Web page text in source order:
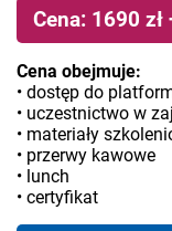
Cena: 1690 zł
Cena obejmuje:
• dostęp do
• uczestnictwo w
• materiały
• przerwy kawowe
• lunch
• certyfikat